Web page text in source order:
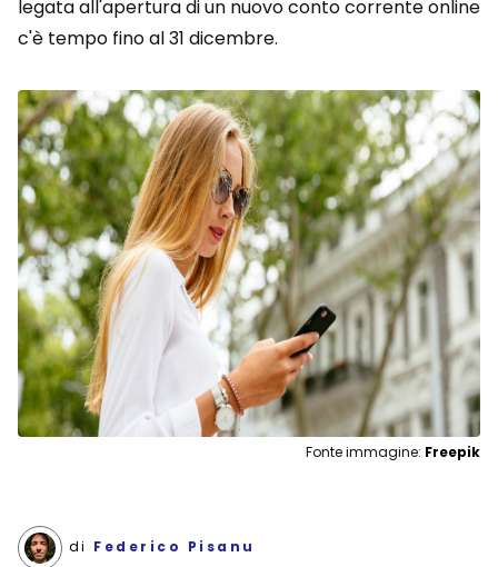
legata all'apertura di un nuovo conto corrente online
c'è tempo fino al 31 dicembre.
Fonte immagine: Freepik
di Federico Pisanu